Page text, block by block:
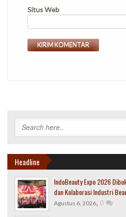
Situs Web
Headline
IndoBeauty Expo 2026
dan Kolaborasi Industri
Agustus 6, 2026, 0